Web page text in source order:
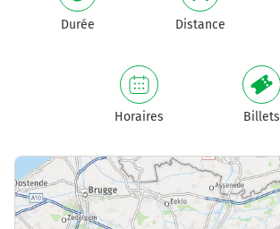
Durée Distance
Horaires Billets